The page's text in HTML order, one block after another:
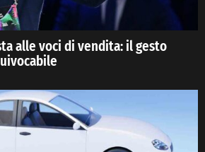
alle voci di vendita: il gesto